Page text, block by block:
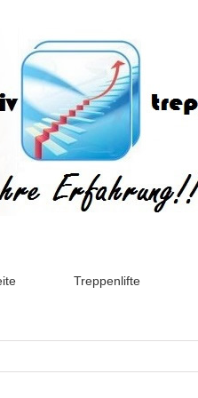
Treppenlifte